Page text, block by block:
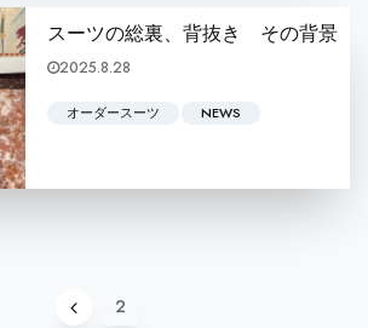
スーツの総裏、背抜き その背景
2025.8.28
年々暑くなるような気がする日本の気候です
オーダースーツ NEWS
1
2